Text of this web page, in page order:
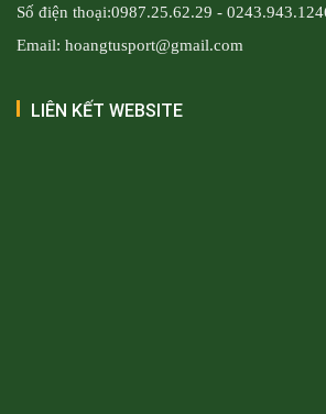
Số điện thoại:0987.25.62.29 -
Email: hoangtusport@gmail.com
LIÊN KẾT WEBSITE